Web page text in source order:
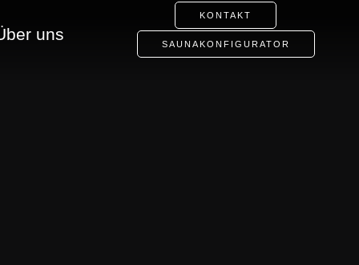
uns
KONTAKT
SAUNAKONFIGURATOR